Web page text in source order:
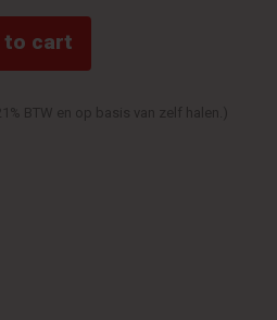
to cart
BTW en op basis van zelf halen.)